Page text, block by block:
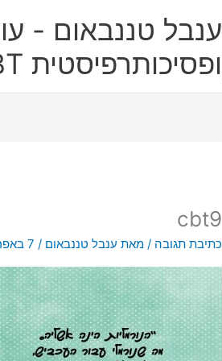
ענבל טננבאום -
ופסיכותרפיסטית CBT
cbt9
כתיבת תגובה / מאת ענבל טננבאום/ 7 באפריל 2017